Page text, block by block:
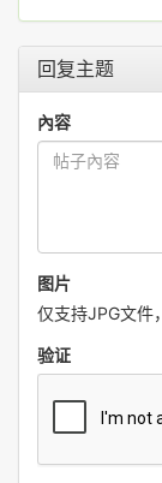
回复主题
內容
图片
仅支持JPG文件
验证